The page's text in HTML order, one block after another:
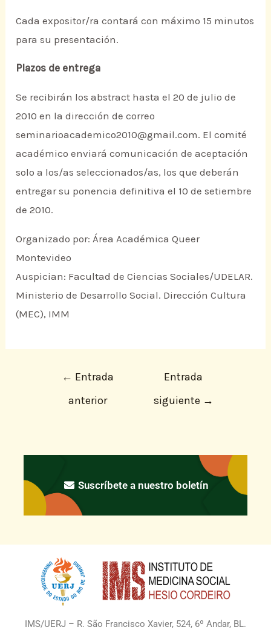
Cada expositor/ra contará con máximo 15 minutos
para su presentación.
Plazos de entrega
Se recibirán los abstract hasta el 20 de julio de
2010 en la dirección de correo
seminarioacademico2010@gmail.com. El comité
académico enviará comunicación de aceptación
solo a los/as seleccionados/as, los que deberán
entregar su ponencia definitiva el 10 de setiembre
de 2010.
Organizado por: Área Académica Queer
Montevideo
Auspician: Facultad de Ciencias Sociales/UDELAR.
Ministerio de Desarrollo Social. Dirección Cultura
(MEC), IMM
← Entrada
anterior
Entrada
siguiente →
Suscríbete a nuestro boletín
IMS/UERJ – R. São Francisco Xavier, 524, 6º Andar, BL.